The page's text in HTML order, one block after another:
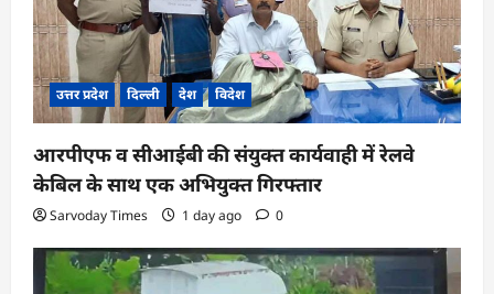
उत्तर प्रदेश दिल्ली देश विदेश
आरपीएफ व सीआईबी की संयुक्त कार्यवाही में रेलवे
केबिल के साथ एक अभियुक्त गिरफ्तार
Sarvoday Times 1 day ago 0